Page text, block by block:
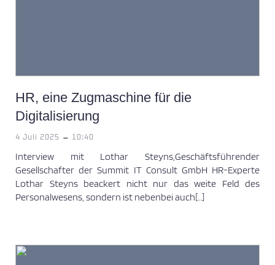
HR, eine Zugmaschine für die
Digitalisierung
4 Juli 2025 - 10:40
Interview mit Lothar Steyns,Geschäftsführender
Gesellschafter der Summit IT Consult GmbH HR-Experte
Lothar Steyns beackert nicht nur das weite Feld des
Personalwesens, sondern ist nebenbei auch[…]